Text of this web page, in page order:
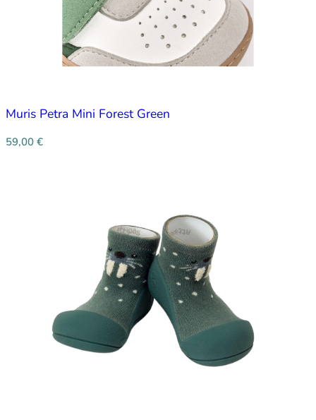
Muris Petra Mini Forest Green
59,00 €